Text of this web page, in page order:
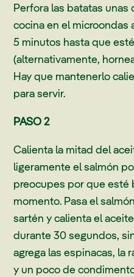
Perfora las batatas unas
cocina en el microondas
5 minutos hasta que
(alternativamente,
Hay que mantenerlo
para servir.
PASO 2
Calienta la mitad del
ligeramente el salmón
preocupes por que esté
momento. Pasa el
sartén y calienta el
durante 30 segundos,
agrega las espinacas, la
y un poco de